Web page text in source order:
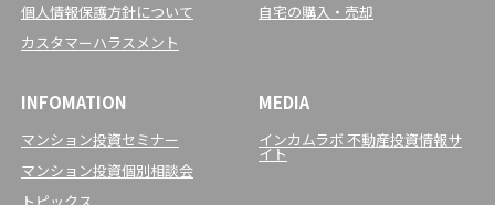
個人情報保護方針について
カスタマーハラスメント
自宅の購入・売却
INFOMATION
マンション投資セミナー
マンション投資個別相談会
MEDIA
インカムラボ 不動産投資情報サ
イト